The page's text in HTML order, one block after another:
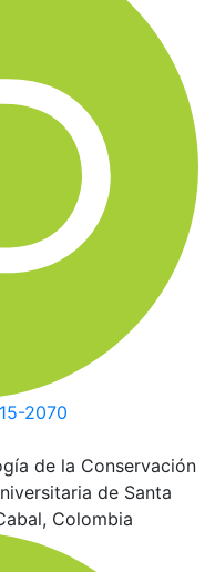
2070
de la Conservación
de Santa
Colombia